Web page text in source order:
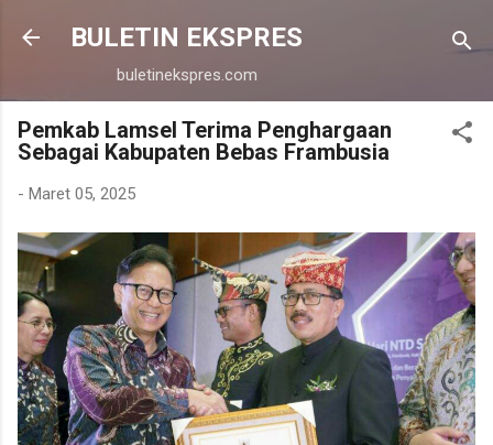
Langsung ke konten utama
BULETIN EKSPRES
buletinekspres.com
Pemkab Lamsel Terima Penghargaan
Sebagai Kabupaten Bebas Frambusia
- Maret 05, 2025